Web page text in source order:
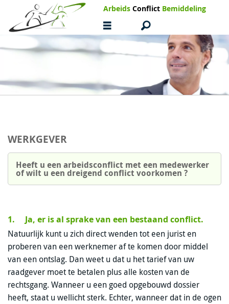
Arbeids ConflictBemiddeling
WERKGEVER
Heeft u een arbeidsconflict met een medewerker
of wilt u een dreigend conflict voorkomen ?
1. Ja, er is al sprake van een bestaand conflict.
Natuurlijk kunt u zich direct wenden tot een jurist en
proberen van een werknemer af te komen door middel
van een ontslag. Dan weet u dat u het tarief van uw
raadgever moet te betalen plus alle kosten van de
rechtsgang. Wanneer u een goed opgebouwd dossier
heeft, staat u wellicht sterk. Echter, wanneer dat in de ogen